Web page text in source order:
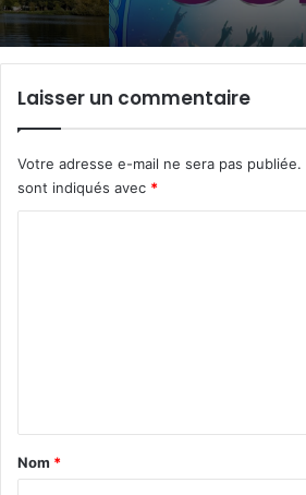
Laisser un commentaire
Votre adresse e-mail ne sera pas publiée.
sont indiqués avec *
a
Nom *